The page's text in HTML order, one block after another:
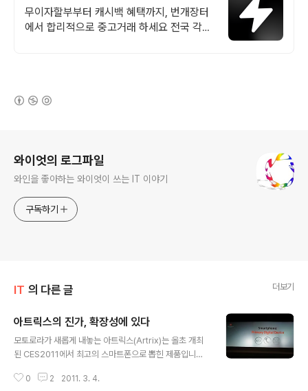
랜드 중고거래
무이자할부부터 캐시백 혜택까지, 번개장터
에서 합리적으로 중고거래 하세요 전국 각지
와이엇의 로그파일
와인을 좋아하는 와이엇이 쓰는 IT 이야기
구독하기
IT 의 다른 글 더보기
아트릭스의 진가, 확장성에 있다
모토로라가 새롭게 내놓는 아트릭스(Artrix)는 올초 개최
된 CES2011에서 최고의 스마트폰으로 뽑힌 제품입니다.
내놓기 마련인데 그중에서 최고로 뽑혔다는것은 그만큼 혁
0 2 2011. 3. 4.